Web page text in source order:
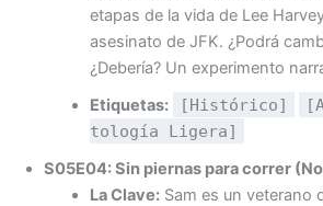
etapas de la vida de Lee
asesinato de JFK. ¿Podrá
¿Debería? Un experimento
Etiquetas:
[Histórico]
tología Ligera]
S05E04: Sin piernas para correr
La Clave:Sam es un veterano